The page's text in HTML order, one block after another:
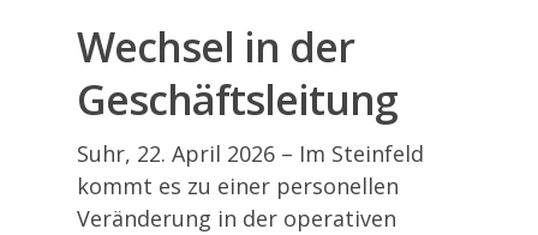
Wechsel in der
Geschäftsleitung
Suhr, 22. April 2026 – Im Steinfeld
kommt es zu einer personellen
Veränderung in der operativen